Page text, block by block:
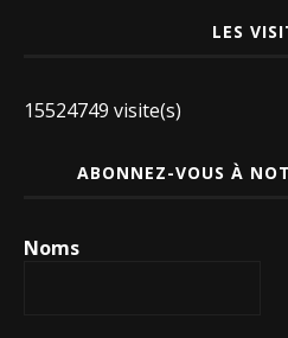
LES
15524749 visite(s)
ABONNEZ-VOUS À
Noms